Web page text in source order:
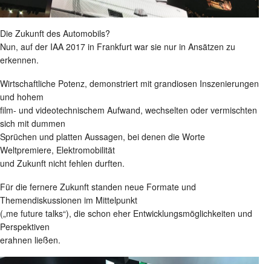
Die Zukunft des Automobils?
Nun, auf der IAA 2017 in Frankfurt war sie nur in Ansätzen zu
erkennen.
Wirtschaftliche Potenz, demonstriert mit grandiosen Inszenierungen
und hohem
film- und videotechnischem Aufwand, wechselten oder vermischten
sich mit dummen
Sprüchen und platten Aussagen, bei denen die Worte
Weltpremiere, Elektromobilität
und Zukunft nicht fehlen durften.
Für die fernere Zukunft standen neue Formate und
Themendiskussionen im Mittelpunkt
(„me future talks“), die schon eher Entwicklungsmöglichkeiten und
Perspektiven
erahnen ließen.